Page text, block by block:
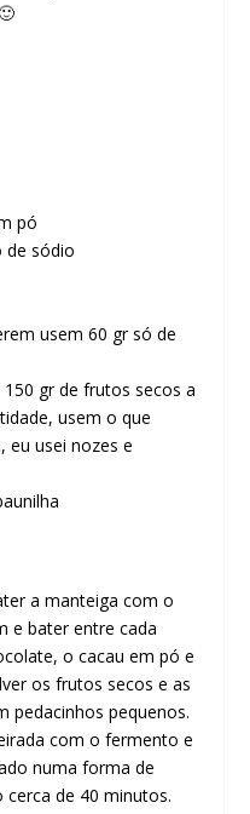
pó
de sódio
usem 60 gr só de
gr de frutos secos a
usem o que
eu usei nozes e
a manteiga com o
e bater entre cada
o cacau em pó e
os frutos secos e as
pedacinhos pequenos.
com o fermento e
numa forma de
de 40 minutos.